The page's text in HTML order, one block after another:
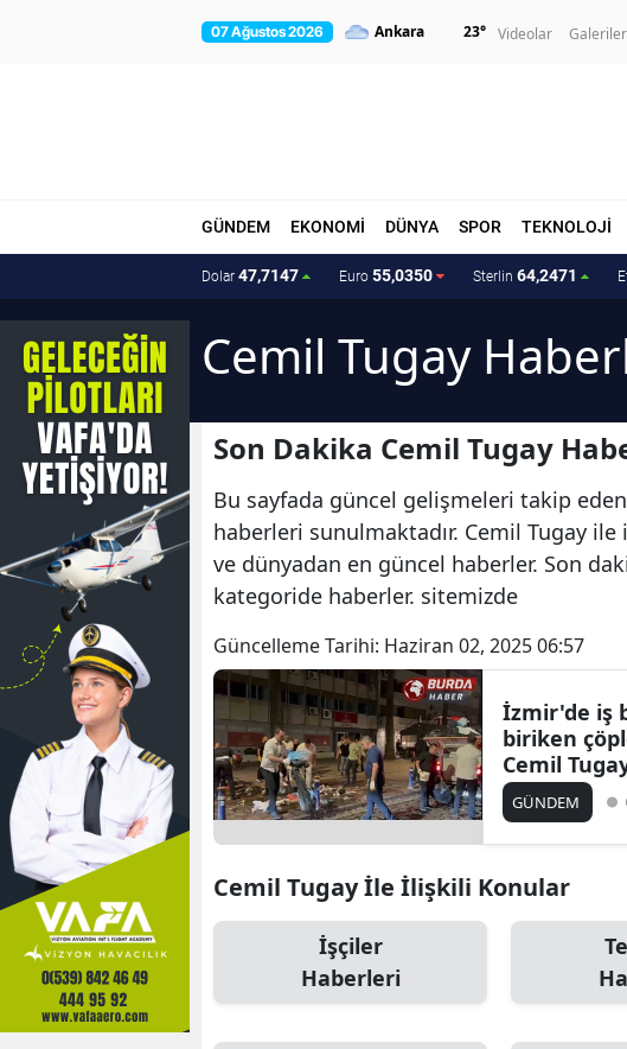
07 Ağustos 2026 23° Videolar Galeriler
GÜNDEM EKONOMİ DÜNYA SPOR TEKNOLOJİ
Dolar 47,7147 Euro 55,0350 Sterlin 64,2471
Cemil Tugay
Son Dakika Cemil Tugay
Bu sayfada güncel gelişmeleri takip
haberleri sunulmaktadır. Cemil Tugay
ve dünyadan en güncel haberler. Son
kategoride haberler. sitemizde
Güncelleme Tarihi: Haziran 02, 2025 06:57
İzmir'de iş
biriken
Cemil
GÜNDEM
Cemil Tugay İle İlişkili Konular
İşçiler
Haberleri